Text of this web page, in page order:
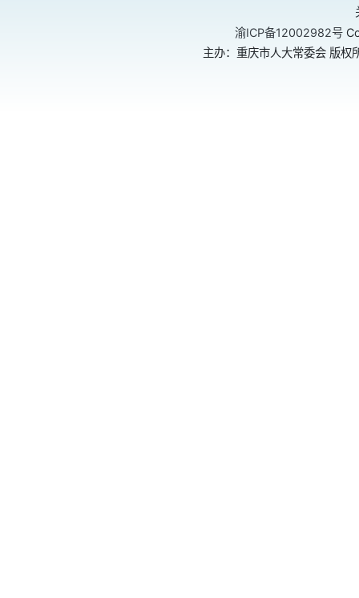
渝ICP备12002982号
主办：重庆市人大常委会 版